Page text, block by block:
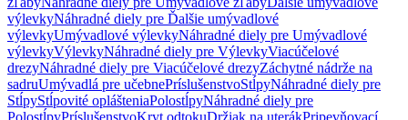
výlevkyNáhradné diely pre Ďalšie umývadlové
výlevkyUmývadlové výlevkyNáhradné diely pre Umývadlové
výlevkyVýlevkyNáhradné diely pre VýlevkyViacúčelové
drezyNáhradné diely pre Viacúčelové drezyZáchytné nádrže na
sadruUmývadlá pre učebnePríslušenstvoStĺpyNáhradné diely pre
StĺpyStĺpovité oplášteniaPolostĺpyNáhradné diely pre
PolostĺpyPríslušenstvoKryt odtokuDržiak na uterákPripevňovací